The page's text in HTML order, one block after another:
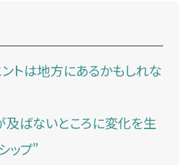
トは地方にあるかもしれな
ばないところに変化を生
ップ”